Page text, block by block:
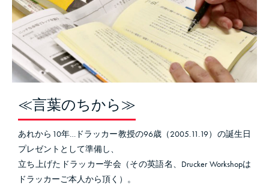
≪言葉のちから≫
あれから10年…ドラッカー教授の96歳（2005.11.19）の誕生日
プレゼントとして準備し、
立ち上げたドラッカー学会（その英語名、Drucker Workshopは
ドラッカーご本人から頂く）。